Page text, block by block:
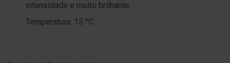
intensidade e muito brilhante.
Temperatura: 15 °C